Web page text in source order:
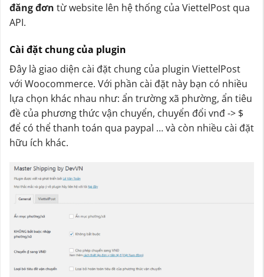
đăng đơn từ website lên hệ thống của ViettelPost qua
API.
Cài đặt chung của plugin
Đây là giao diện cài đặt chung của plugin ViettelPost
với Woocommerce. Với phần cài đặt này bạn có nhiều
lựa chọn khác nhau như: ẩn trường xã phường, ẩn tiêu
đề của phương thức vận chuyển, chuyển đổi vnđ -> $
để có thể thanh toán qua paypal … và còn nhiều cài đặt
hữu ích khác.